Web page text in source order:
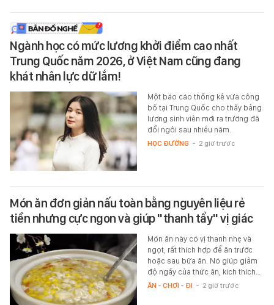
Ngành học có mức lương khởi điểm cao nhất
Trung Quốc năm 2026, ở Việt Nam cũng đang
khát nhân lực dữ lắm!
Một báo cáo thống kê vừa công
bố tại Trung Quốc cho thấy bảng
lương sinh viên mới ra trường đã
đổi ngôi sau nhiều năm.
HỌC ĐƯỜNG - 2 giờ trước
Món ăn đơn giản nấu toàn bằng nguyên liệu rẻ
tiền nhưng cực ngon và giúp "thanh tẩy" vị giác
Món ăn này có vị thanh nhẹ và
ngọt, rất thích hợp để ăn trước
hoặc sau bữa ăn. Nó giúp giảm
độ ngấy của thức ăn, kích thích…
ĂN - CHƠI - ĐI - 2 giờ trước